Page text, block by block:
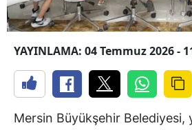
YAYINLAMA: 04 Temmuz 2026 -
Mersin Büyükşehir